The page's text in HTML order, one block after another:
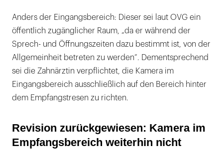
Anders der Eingangsbereich: Dieser sei laut OVG ein
öffentlich zugänglicher Raum, „da er während der
Sprech- und Öffnungszeiten dazu bestimmt ist, von der
Allgemeinheit betreten zu werden“. Dementsprechend
sei die Zahnärztin verpflichtet, die Kamera im
Eingangsbereich ausschließlich auf den Bereich hinter
dem Empfangstresen zu richten.
Revision zurückgewiesen: Kamera im
Empfangsbereich weiterhin nicht